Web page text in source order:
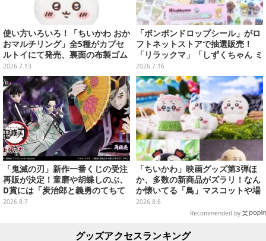
使い方いろいろ！「ちいかわ おか
おマルチリング」全5種がカプセ
ルトイにて発売、裏面の布製ゴム
リングにより持ち物にも付けられ
る
2026.7.13
「ボンボンドロップシール」がロ
フトネットストアで抽選販売！
「リラックマ」「しずくちゃん ミ
ニ」など全12種をラインナップ
2026.7.16
「鬼滅の刃」新作一番くじの受注
再販が決定！童磨や胡蝶しのぶ、
D賞には「炭治郎と義勇のてちて
ちフィギュア」も
2026.8.7
「ちいかわ」映画グッズ第3弾ほ
か、多数の新商品がズラリ！なん
か懐いてる「鳥」マスコットや場
面写アイテムなど必見のラインナ
2026.8.6
Recommended by
グッズアクセスランキング